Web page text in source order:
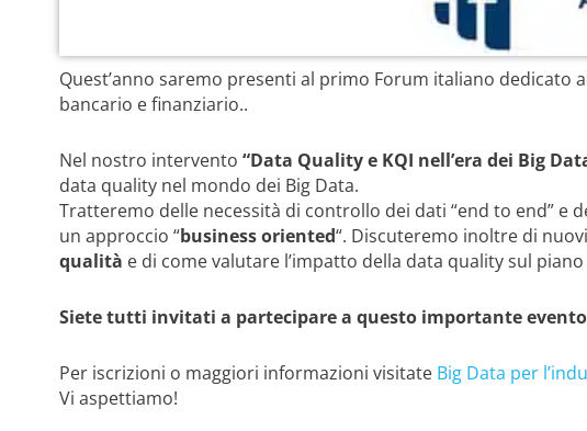
Quest’anno saremo presenti al primo Forum italiano dedicato
bancario e finanziario..
Nel nostro intervento “Data Quality e KQI nell’era dei Big
data quality nel mondo dei Big Data.
Tratteremo delle necessità di controllo dei dati “end to end” e
un approccio “business oriented“. Discuteremo inoltre di
qualità e di come valutare l’impatto della data quality sul
Siete tutti invitati a partecipare a questo importante
Per iscrizioni o maggiori informazioni visitate Big Data per
Vi aspettiamo!